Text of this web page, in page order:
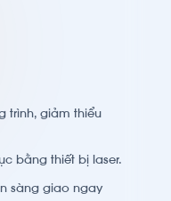
trình, giảm thiểu
bằng thiết bị laser.
sàng giao ngay